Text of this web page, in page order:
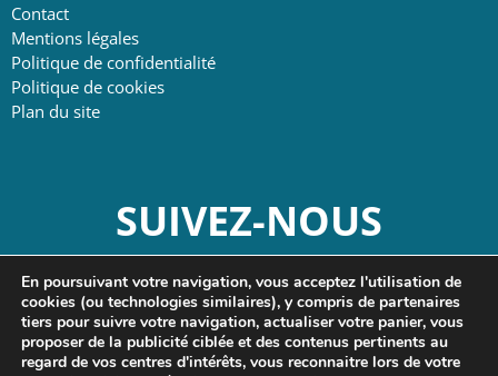
Contact
Mentions légales
Politique de confidentialité
Politique de cookies
Plan du site
SUIVEZ-NOUS
En poursuivant votre navigation, vous acceptez l'utilisation de
cookies (ou technologies similaires), y compris de partenaires
tiers pour suivre votre navigation, actualiser votre panier, vous
proposer de la publicité ciblée et des contenus pertinents au
regard de vos centres d'intérêts, vous reconnaitre lors de votre